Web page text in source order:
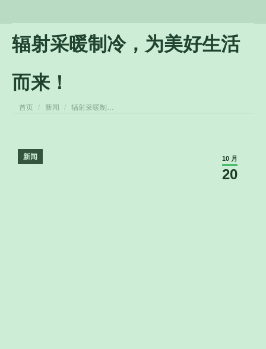
辐射采暖制冷，为美好生活
而来！
您在这里：
首页 新闻 辐射采暖制…
10 月
20
新闻